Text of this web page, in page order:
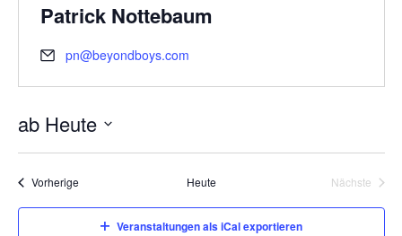
Patrick Nottebaum
pn@beyondboys.com
ab Heute
Datum
VorherigeVeranstaltungen Heute
Nächste
Veranstaltungen als iCal exportieren